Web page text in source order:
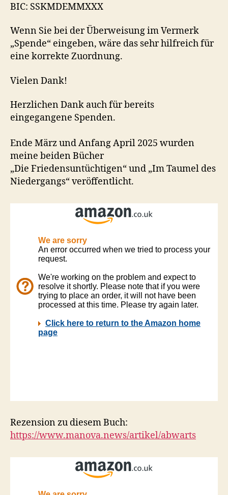
BIC: SSKMDEMMXXX
Wenn Sie bei der Überweisung im Vermerk
„Spende“ eingeben, wäre das sehr hilfreich für
eine korrekte Zuordnung.
Vielen Dank!
Herzlichen Dank auch für bereits
eingegangene Spenden.
Ende März und Anfang April 2025 wurden
meine beiden Bücher
„Die Friedensuntüchtigen“ und „Im Taumel des
Niedergangs“ veröffentlicht.
Rezension zu diesem Buch:
https://www.manova.news/artikel/abwarts